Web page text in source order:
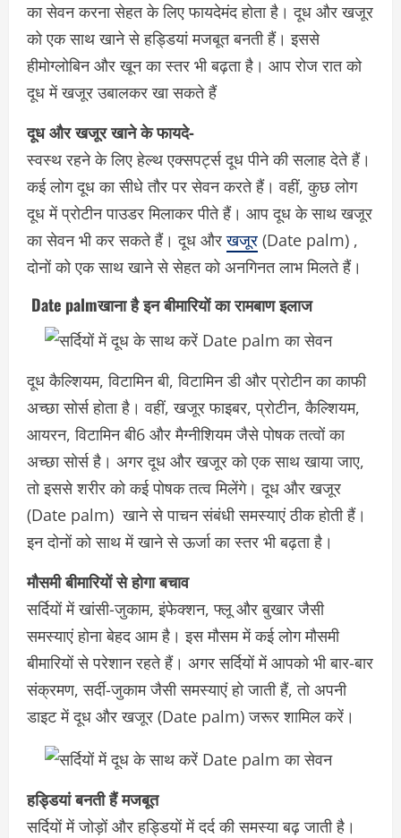
का सेवन करना सेहत के लिए फायदेमंद होता है। दूध और खजूर
को एक साथ खाने से हड्डियां मजबूत बनती हैं। इससे
हीमोग्लोबिन और खून का स्तर भी बढ़ता है। आप रोज रात को
दूध में खजूर उबालकर खा सकते हैं
दूध और खजूर खाने के फायदे-
स्वस्थ रहने के लिए हेल्थ एक्सपर्ट्स दूध पीने की सलाह देते हैं।
कई लोग दूध का सीधे तौर पर सेवन करते हैं। वहीं, कुछ लोग
दूध में प्रोटीन पाउडर मिलाकर पीते हैं। आप दूध के साथ खजूर
का सेवन भी कर सकते हैं। दूध औरखजूर (Date palm) ,
दोनों को एक साथ खाने से सेहत को अनगिनत लाभ मिलते हैं।
Date palmखाना है इन बीमारियों का रामबाण इलाज
दूध कैल्शियम, विटामिन बी, विटामिन डी और प्रोटीन का काफी
अच्छा सोर्स होता है। वहीं, खजूर फाइबर, प्रोटीन, कैल्शियम,
आयरन, विटामिन बी6 और मैग्नीशियम जैसे पोषक तत्वों का
अच्छा सोर्स है। अगर दूध और खजूर को एक साथ खाया जाए,
तो इससे शरीर को कई पोषक तत्व मिलेंगे। दूध और खजूर
(Date palm) खाने से पाचन संबंधी समस्याएं ठीक होती हैं।
इन दोनों को साथ में खाने से ऊर्जा का स्तर भी बढ़ता है।
मौसमी बीमारियों से होगा बचाव
सर्दियों में खांसी-जुकाम, इंफेक्शन, फ्लू और बुखार जैसी
समस्याएं होना बेहद आम है। इस मौसम में कई लोग मौसमी
बीमारियों से परेशान रहते हैं। अगर सर्दियों में आपको भी बार-बार
संक्रमण, सर्दी-जुकाम जैसी समस्याएं हो जाती हैं, तो अपनी
डाइट में दूध और खजूर (Date palm) जरूर शामिल करें।
हड्डियां बनती हैं मजबूत
सर्दियों में जोड़ों और हड्डियों में दर्द की समस्या बढ़ जाती है।